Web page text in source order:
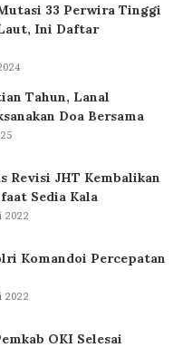
33 Perwira Tinggi
Ini Daftar
Tahun, Lanal
Doa Bersama
Revisi JHT Kembalikan
Sedia Kala
2022
Komandoi Percepatan
2022
OKI Selesai